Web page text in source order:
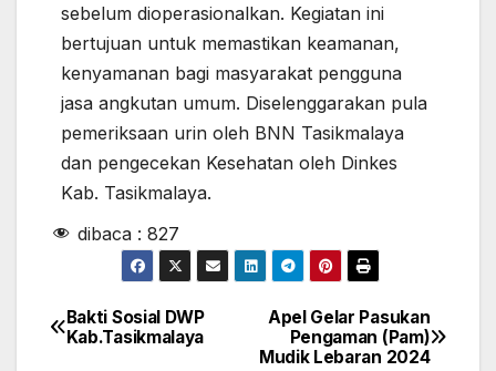
sebelum dioperasionalkan. Kegiatan ini
bertujuan untuk memastikan keamanan,
kenyamanan bagi masyarakat pengguna
jasa angkutan umum. Diselenggarakan pula
pemeriksaan urin oleh BNN Tasikmalaya
dan pengecekan Kesehatan oleh Dinkes
Kab. Tasikmalaya.
dibaca : 827
Apel Gelar Pasukan
Pengaman (Pam)
Mudik Lebaran 2024
Bakti Sosial DWP
Kab.Tasikmalaya